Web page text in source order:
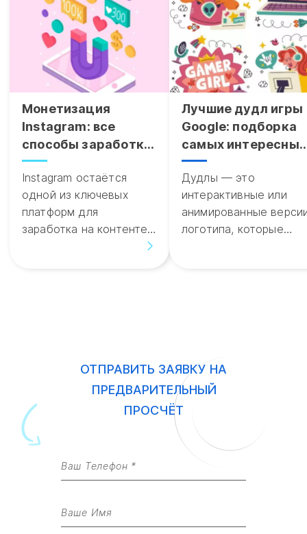
Монетизация
Instagram: все
способы заработка
в 2026 году
Instagram остаётся
одной из ключевых
платформ для
заработка на контенте,
Лучшие дудл игры
Google: подборка
самых интересных
игровых Doodle
Дудлы — это
интерактивные или
анимированные
логотипа, которые
ОТПРАВИТЬ ЗАЯВКУ НА
ПРЕДВАРИТЕЛЬНЫЙ
ПРОСЧЁТ